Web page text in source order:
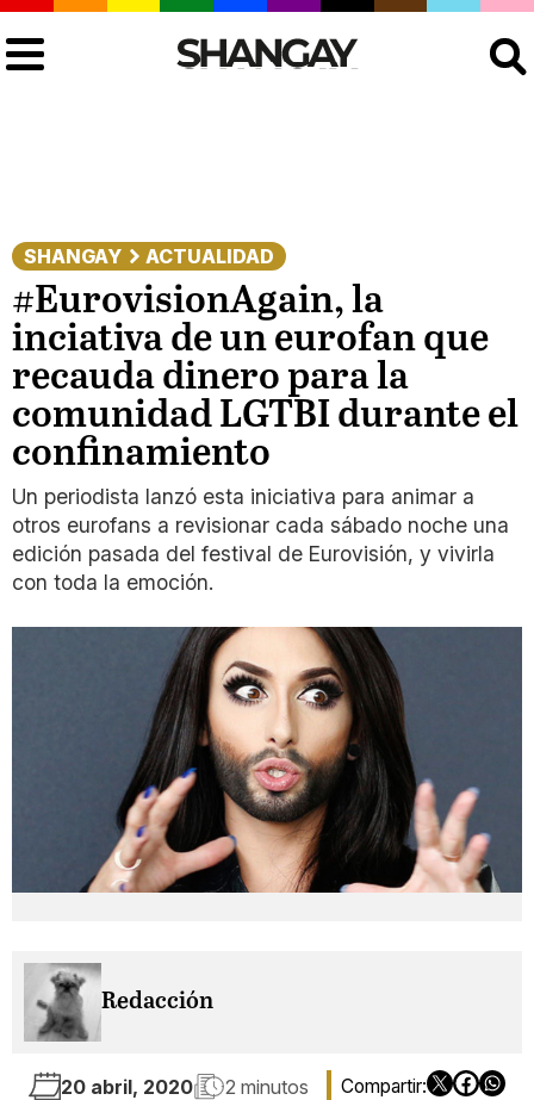
SHANGAY ACTUALIDAD
#EurovisionAgain, la
inciativa de un eurofan que
recauda dinero para la
comunidad LGTBI durante el
confinamiento
Un periodista lanzó esta iniciativa para animar a
otros eurofans a revisionar cada sábado noche una
edición pasada del festival de Eurovisión, y vivirla
con toda la emoción.
Redacción
20 abril, 2020 2 minutos